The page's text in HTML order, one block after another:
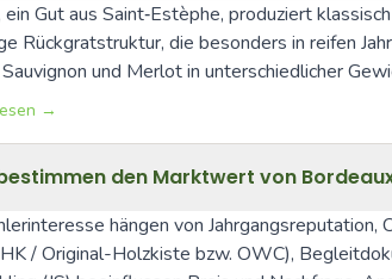
Gut aus Saint‑Estèphe, produziert
Rückgratstruktur, die besonders in reifen
und Merlot in unterschiedlicher
→
den Marktwert von
hängen von Jahrgangsreputation,
/ Original-Holzkiste bzw. OWC),